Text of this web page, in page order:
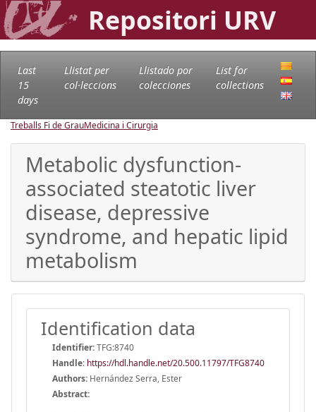
Repositori URV
Last
15
days
Llistat per
col·leccions
Llistado por
colecciones
List for
collections
Treballs Fi de GrauMedicina i Cirurgia
Metabolic dysfunction-
associated steatotic liver
disease, depressive
syndrome, and hepatic lipid
metabolism
Identification data
Identifier:TFG:8740
Handle: https://hdl.handle.net/20.500.11797/TFG8740
Authors: Hernández Serra, Ester
Abstract: